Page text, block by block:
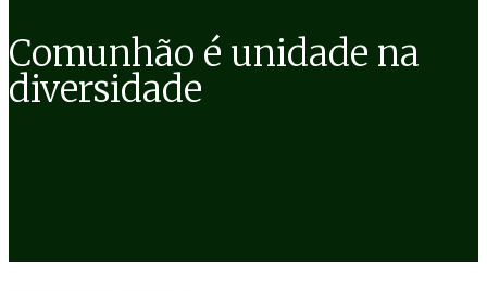
Comunhão é unidade na
diversidade